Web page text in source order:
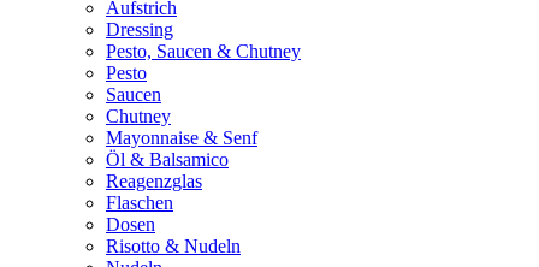
Aufstrich
Dressing
Pesto, Saucen & Chutney
Pesto
Saucen
Chutney
Mayonnaise & Senf
Öl & Balsamico
Reagenzglas
Flaschen
Dosen
Risotto & Nudeln